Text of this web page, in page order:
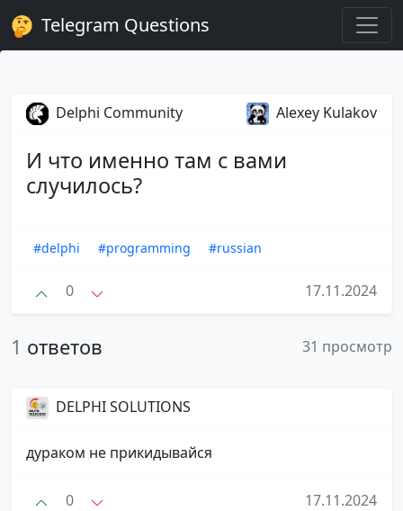
Telegram Questions
Delphi Community Alexey Kulakov
И что именно там с вами
случилось?
#delphi #programming #russian
0 17.11.2024
1 ответов 31 просмотр
DELPHI SOLUTIONS
дураком не прикидывайся
0 17.11.2024